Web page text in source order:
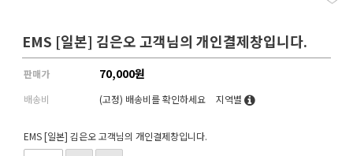
EMS [일본] 김은오 고객님의 개인결제창입니다.
판매가 70,000원
배송비 (고정) 배송비를 확인하세요 지역별
EMS [일본] 김은오 고객님의 개인결제창입니다.